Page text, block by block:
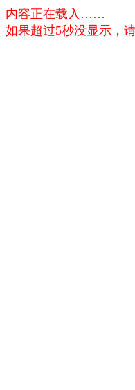
内容正在载入……
如果超过5秒没显示，